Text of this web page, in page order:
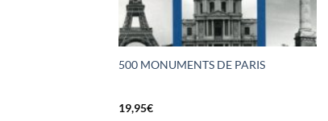
500 MONUMENTS DE PARIS
19,95€